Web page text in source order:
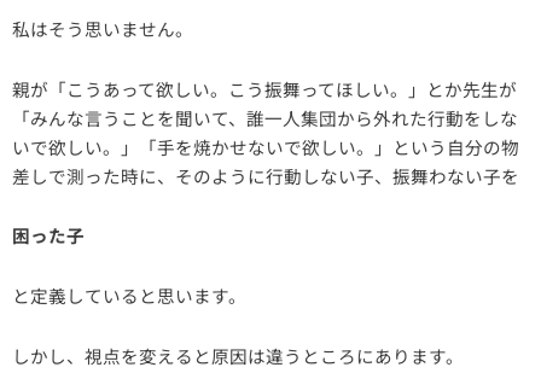
私はそう思いません。
親が「こうあって欲しい。こう振舞ってほしい。」とか先生が
「みんな言うことを聞いて、誰一人集団から外れた行動をしな
いで欲しい。」「手を焼かせないで欲しい。」という自分の物
差しで測った時に、そのように行動しない子、振舞わない子を
困った子
と定義していると思います。
しかし、視点を変えると原因は違うところにあります。